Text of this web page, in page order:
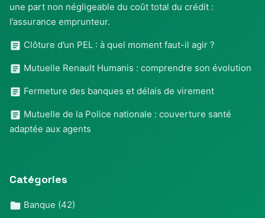
une part non négligeable du coût total du crédit :
l’assurance emprunteur.
Clôture d’un PEL : à quel moment faut-il agir ?
Mutuelle Renault Humanis : comprendre son évolution
Fermeture des banques et délais de virement
Mutuelle de la Police nationale : couverture santé
adaptée aux agents
Catégories
Banque (42)